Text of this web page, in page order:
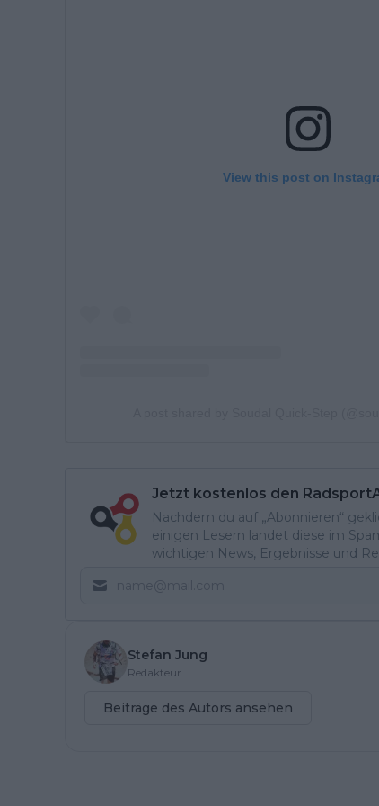
View this post on
Jetzt kostenlos den
Nachdem du auf „Abonnieren“
einigen Lesern landet diese im
wichtigen News, Ergebnisse und
Stefan Jung
Redakteur
Beiträge des Autors ansehen